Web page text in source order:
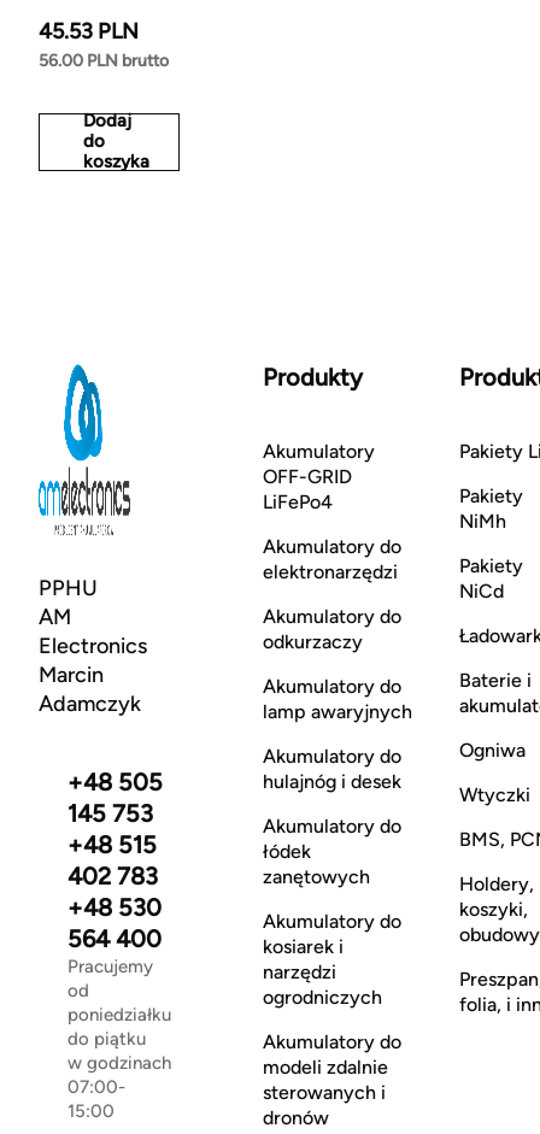
45.53 PLN
56.00 PLN brutto
Dodaj
do
koszyka
PPHU
AM
Electronics
Marcin
Adamczyk
+48 505
145 753
+48 515
402 783
+48 530
564 400
Pracujemy
od
poniedziałku
do piątku
w godzinach
07:00-
15:00
Produkty
Akumulatory
OFF-GRID
LiFePo4
Akumulatory do
elektronarzędzi
Akumulatory do
odkurzaczy
Akumulatory do
lamp awaryjnych
Akumulatory do
hulajnóg i desek
Akumulatory do
łódek
zanętowych
Akumulatory do
kosiarek i
narzędzi
ogrodniczych
Akumulatory do
modeli zdalnie
sterowanych i
dronów
Pakiety
Pakiety
NiMh
Pakiety
NiCd
Baterie i
Ogniwa
Wtyczki
BMS,
Holdery,
koszyki,
obudowy
folia, i